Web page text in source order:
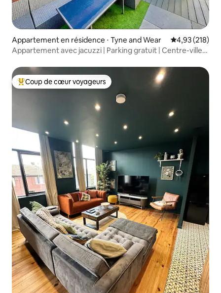
Appartement en résidence ⋅ Tyne and Wear Évaluation
4,93 (218)
Appartement avec jacuzzi | Parking gratuit | Centre-ville
Coups de cœur voyageurs les plus appréciés
Coup de cœur voyageurs